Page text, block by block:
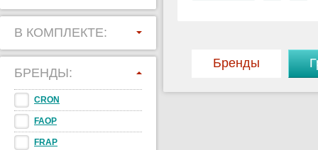
В КОМПЛЕКТЕ:
БРЕНДЫ:
CRON
FAOP
FRAP
Бренды